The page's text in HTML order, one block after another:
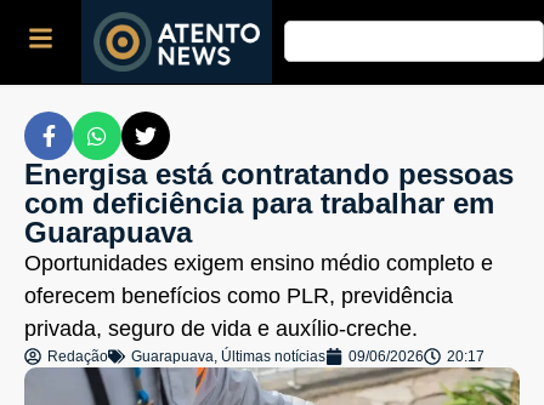
Energisa está contratando pessoas
com deficiência para trabalhar em
Guarapuava
Oportunidades exigem ensino médio completo e
oferecem benefícios como PLR, previdência
privada, seguro de vida e auxílio-creche.
Redação Guarapuava, Últimas notícias 09/06/2026 20:17